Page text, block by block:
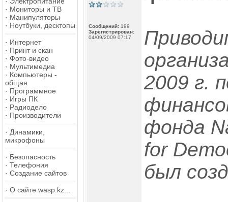
· Мониторы и ТВ
· Манипуляторы
· Ноутбуки, десктопы
· Интернет
· Принт и скан
· Фото-видео
· Мультимедиа
· Компьютеры -
общая
· Программное
· Игры ПК
· Радиодело
· Производители
· Динамики,
микрофоны
· Безопасность
· Телефония
· Создание сайтов
· О сайте wasp.kz...
Сообщений: 199
Зарегистрирован:
04/09/2009 07:17
2009 г.
фонда
for
был